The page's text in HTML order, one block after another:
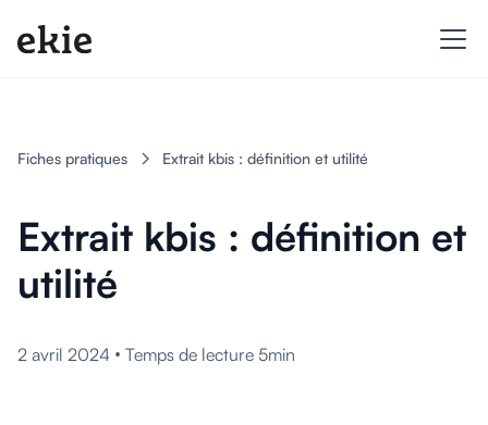
Fiches pratiques Extrait kbis : définition et utilité
Extrait kbis : définition et
utilité
2 avril 2024 • Temps de lecture 5min